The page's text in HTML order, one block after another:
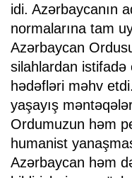
idi. Azərbaycanın
normalarına tam
Azərbaycan
silahlardan istifadə
hədəfləri məhv
yaşayış
Ordumuzun həm
humanist
Azərbaycan həm